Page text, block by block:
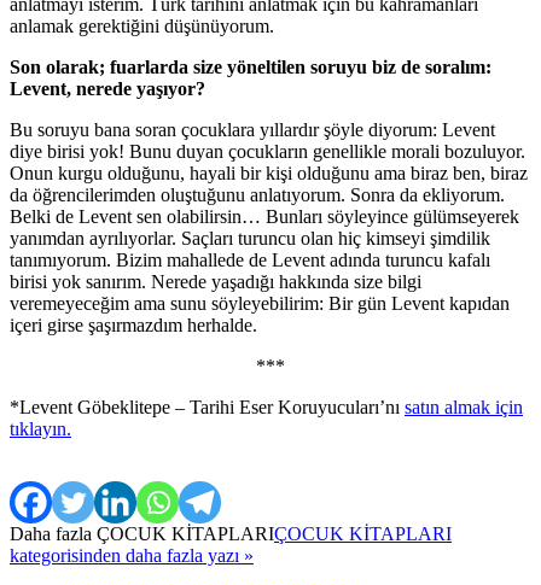
anlatmayı isterim. Türk tarihini anlatmak için bu kahramanları
anlamak gerektiğini düşünüyorum.
Son olarak; fuarlarda size yöneltilen soruyu biz de soralım:
Levent, nerede yaşıyor?
Bu soruyu bana soran çocuklara yıllardır şöyle diyorum: Levent
diye birisi yok! Bunu duyan çocukların genellikle morali bozuluyor.
Onun kurgu olduğunu, hayali bir kişi olduğunu ama biraz ben, biraz
da öğrencilerimden oluştuğunu anlatıyorum. Sonra da ekliyorum.
Belki de Levent sen olabilirsin… Bunları söyleyince gülümseyerek
yanımdan ayrılıyorlar. Saçları turuncu olan hiç kimseyi şimdilik
tanımıyorum. Bizim mahallede de Levent adında turuncu kafalı
birisi yok sanırım. Nerede yaşadığı hakkında size bilgi
veremeyeceğim ama sunu söyleyebilirim: Bir gün Levent kapıdan
içeri girse şaşırmazdım herhalde.
***
*Levent Göbeklitepe – Tarihi Eser Koruyucuları’nı satın almak için
tıklayın.
Daha fazla ÇOCUK KİTAPLARIÇOCUK KİTAPLARI
kategorisinden daha fazla yazı »